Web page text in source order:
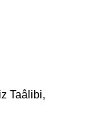
Taâlibi,